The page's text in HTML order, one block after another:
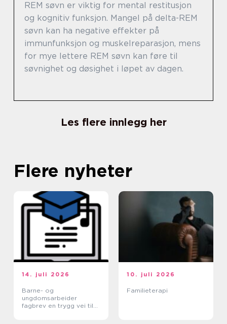
REM søvn er viktig for mental restitusjon
og kognitiv funksjon. Mangel på delta-REM
søvn kan ha negative effekter på
immunfunksjon og muskelreparasjon, mens
for mye lettere REM søvn kan føre til
søvnighet og døsighet i løpet av dagen.
Les flere innlegg her
Flere nyheter
14. juli 2026
Barne- og
ungdomsarbeider
fagbrev en trygg vei til
10. juli 2026
Familieterapi